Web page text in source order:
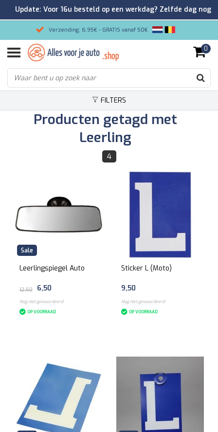
Verzending: 6,95€ - GRATIS vanaf 50€
Gemakkelijk bestellen/Veilig betalen
9.2/10 Klantenrating via Kiyoh!
0
FILTERS
Producten getagd met
Leerling
4
Sale
Leerlingspiegel Auto
12,50 6,50
Nog niet gewaardeerd
OP VOORRAAD
Sticker L (Moto)
9,50
Nog niet gewaardeerd
OP VOORRAAD
Update: Voor 16u besteld op een werkdag? Zelfde dag nog
verzonden!